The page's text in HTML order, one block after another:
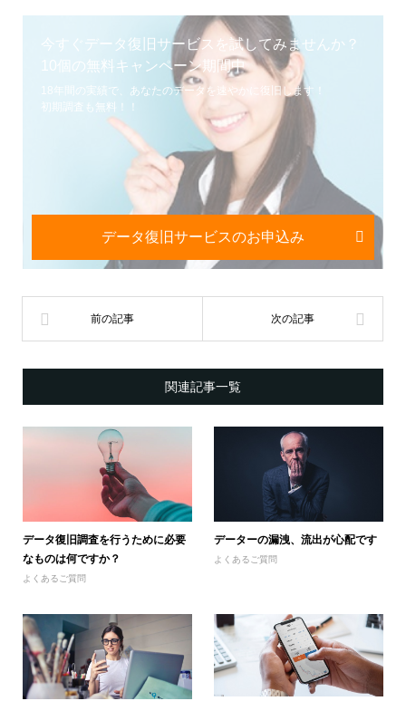
今すぐデータ復旧サービスを試してみませんか？
10個の無料キャンペーン期間中
18年間の実績で、あなたのデータを速やかに復旧します！
初期調査も無料！！
データ復旧サービスのお申込み
関連記事一覧
データ復旧調査を行うために必要
なものは何ですか？
よくあるご質問
データーの漏洩、流出が心配です
よくあるご質問